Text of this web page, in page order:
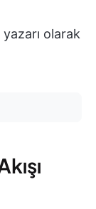
olarak